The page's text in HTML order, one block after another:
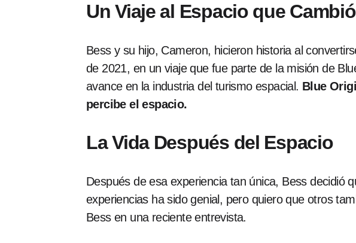
Un Viaje al Espacio que
Bess y su hijo, Cameron, hicieron historia al
de 2021, en un viaje que fue parte de la misión de
avance en la industria del turismo espacial. Blue
percibe el espacio.
La Vida Después del Espacio
Después de esa experiencia tan única, Bess decidió
experiencias ha sido genial, pero quiero que otros
Bess en una reciente entrevista.